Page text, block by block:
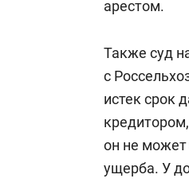
арестом.
Также суд
с
истек срок
он не
ущерба. У